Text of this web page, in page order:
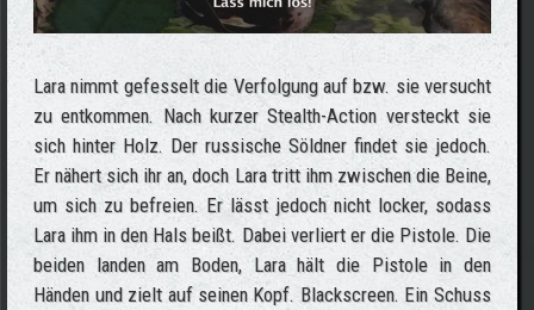
Lara nimmt gefesselt die Verfolgung auf bzw. sie versucht
zu entkommen. Nach kurzer Stealth-Action versteckt sie
sich hinter Holz. Der russische Söldner findet sie jedoch.
Er nähert sich ihr an, doch Lara tritt ihm zwischen die Beine,
um sich zu befreien. Er lässt jedoch nicht locker, sodass
Lara ihm in den Hals beißt. Dabei verliert er die Pistole. Die
beiden landen am Boden, Lara hält die Pistole in den
Händen und zielt auf seinen Kopf. Blackscreen. Ein Schuss